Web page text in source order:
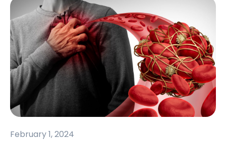
February 1, 2024